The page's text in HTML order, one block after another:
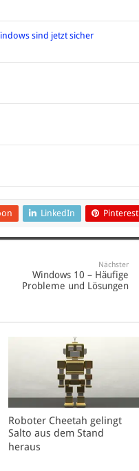
sind jetzt sicher
LinkedIn Pinterest
Nächster
Windows 10 – Häufige
Probleme und Lösungen
Roboter Cheetah gelingt
Salto aus dem Stand
heraus